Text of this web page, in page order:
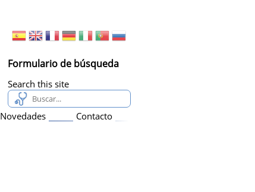
Formulario de búsqueda
Search this site
Novedades Contacto